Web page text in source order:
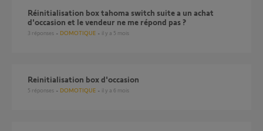
Réinitialisation box tahoma switch suite a un achat
d'occasion et le vendeur ne me répond pas ?
3 réponses DOMOTIQUE il y a 5 mois
reinitialisation box d'occasion
5 réponses DOMOTIQUE il y a 6 mois